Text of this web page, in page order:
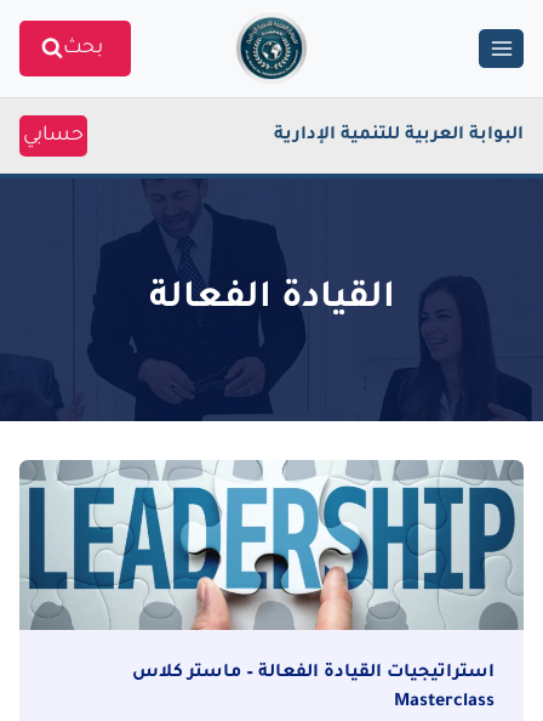
بحث
البوابة العربية للتنمية الإدارية حسابي
القيادة الفعالة
استراتيجيات القيادة الفعالة – ماستر كلاس
Masterclass